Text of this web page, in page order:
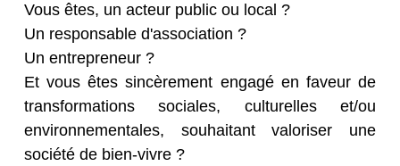
Vous êtes, un acteur public ou local ?
Un responsable d'association ?
Un entrepreneur ?
Et vous êtes sincèrement engagé en faveur de
transformations sociales, culturelles et/ou
environnementales, souhaitant valoriser une
société de bien-vivre ?